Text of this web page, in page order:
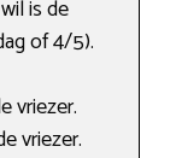
is de
of 4/5).
vriezer.
vriezer.